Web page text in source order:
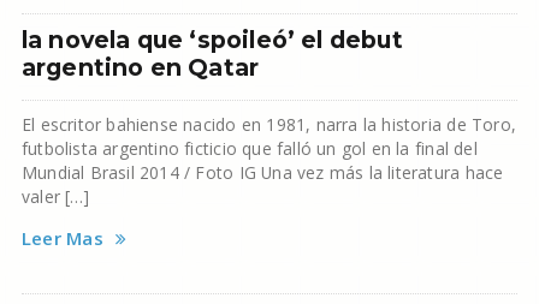
la novela que ‘spoileó’ el debut
argentino en Qatar
El escritor bahiense nacido en 1981, narra la historia de Toro,
futbolista argentino ficticio que falló un gol en la final del
Mundial Brasil 2014 / Foto IG Una vez más la literatura hace
valer […]
Leer Mas